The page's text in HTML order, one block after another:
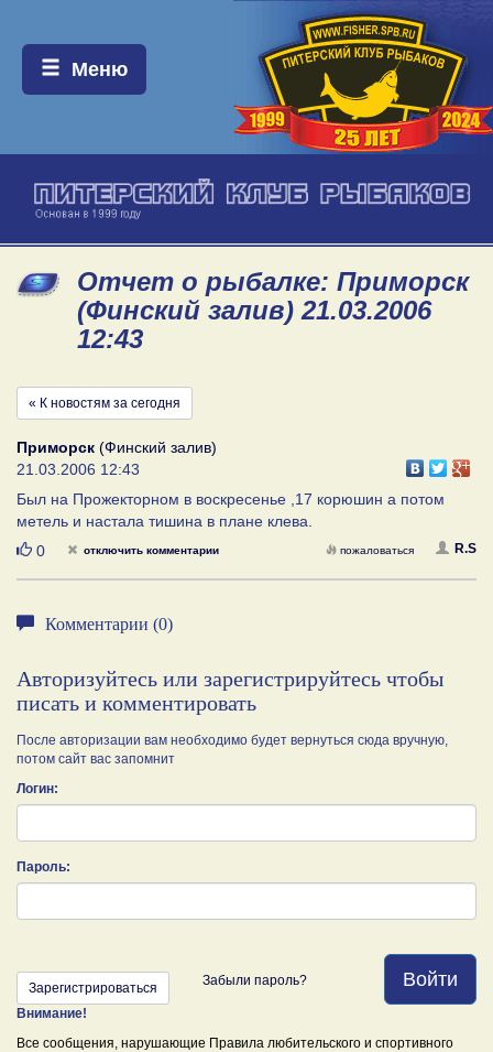
Меню:
Меню
Отчет о рыбалке: Приморск
(Финский залив) 21.03.2006
12:43
« К новостям за сегодня
Приморск (Финский залив)
21.03.2006 12:43
Был на Прожекторном в воскресенье ,17 корюшин а потом
метель и настала тишина в плане клева.
Нравится
0 отключить комментарии R.S
пожаловаться
Комментарии (0)
Авторизуйтесь или зарегистрируйтесь чтобы
писать и комментировать
После авторизации вам необходимо будет вернуться сюда вручную,
потом сайт вас запомнит
Логин:
Пароль:
Войти
Зарегистрироваться Забыли пароль?
Внимание!
Все сообщения, нарушающие Правила любительского и спортивного